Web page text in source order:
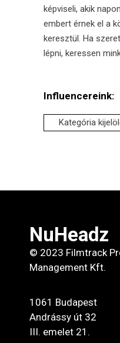
képviseli, akik
embert érnek el a
keresztül. Ha
lépni, keressen
Influencereink:
Influencereink:
NuHeadz
© 2023 Filmtrack
Management Kft.
1061 Budapest
Andrássy út 32
III. emelet 21.